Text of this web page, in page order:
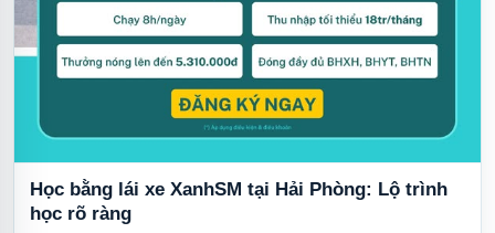
Học bằng lái xe XanhSM tại Hải Phòng: Lộ trình
học rõ ràng